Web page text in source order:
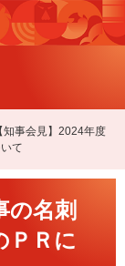
【知事会見】2024年度
て
の名刺
ＰＲに